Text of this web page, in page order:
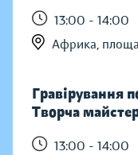
13:00 - 14:00
Африка,
Гравірування
Творча
13:00 - 14:00